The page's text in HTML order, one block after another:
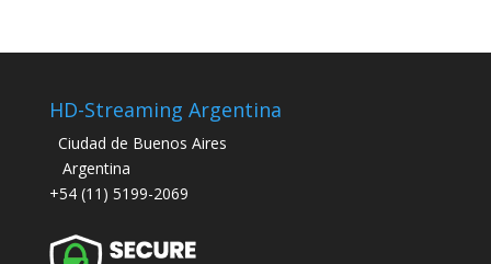
HD-Streaming Argentina
Ciudad de Buenos Aires
Argentina
+54 (11) 5199-2069